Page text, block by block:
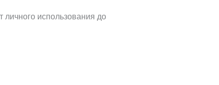
личного использования до